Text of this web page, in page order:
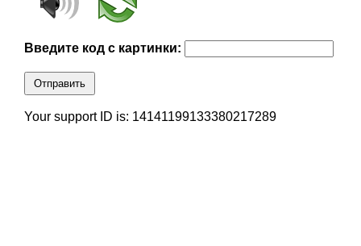
Введите код с картинки:
Отправить
Your support ID is: 14141199133380217289